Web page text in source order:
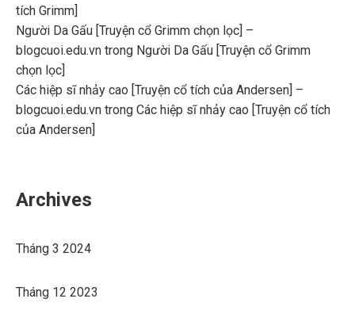
tích Grimm]
Người Da Gấu [Truyện cổ Grimm chọn lọc] –
blogcuoi.edu.vn trong Người Da Gấu [Truyện cổ Grimm
chọn lọc]
Các hiệp sĩ nhảy cao [Truyện cổ tích của Andersen] –
blogcuoi.edu.vn trong Các hiệp sĩ nhảy cao [Truyện cổ tích
của Andersen]
Archives
Tháng 3 2024
Tháng 12 2023